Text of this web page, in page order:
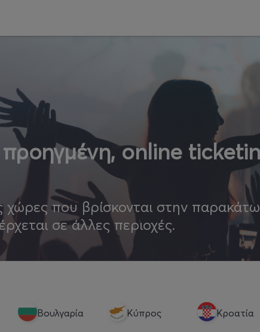
online
χώρες που βρίσκονται στην παρακάτω
σε άλλες περιοχές.
Βουλγαρία Κύπρος Κροατία